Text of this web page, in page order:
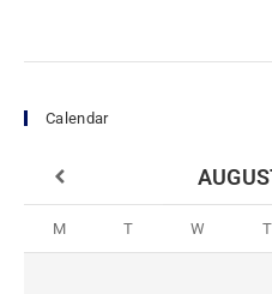
Calendar
M T W T